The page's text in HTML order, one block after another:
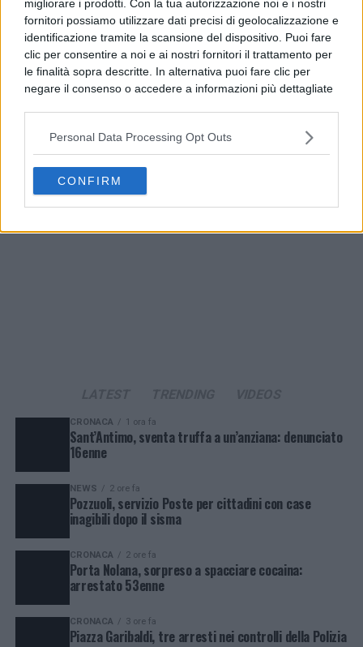
migliorare i prodotti. Con la tua autorizzazione noi e i nostri
fornitori possiamo utilizzare dati precisi di geolocalizzazione e
identificazione tramite la scansione del dispositivo. Puoi fare
clic per consentire a noi e ai nostri fornitori il trattamento per
le finalità sopra descritte. In alternativa puoi fare clic per
negare il consenso o accedere a informazioni più dettagliate
possono non richiedere il tuo consenso, ma hai il diritto di
opporti a tale trattamento. Le tue preferenze si
applicheranno solo a questo sito web. Puoi modificare le tue
preferenze in qualsiasi momento ritornando su questo sito o
consultando la nostrainformativa sulla riservatezza.
Personal Data Processing Opt Outs
CONFIRM
CRONACA 1 ora fa
Sant’Antimo, sventa truffa a un’anziana: denunciato
16enne
NEWS 2 ore fa
Pozzuoli, servizio Poste per cittadini con case
inagibili dopo il sisma
CRONACA 2 ore fa
Porta Nolana, sorpreso a spacciare cocaina:
arrestato 53enne
CRONACA 3 ore fa
Piazza Garibaldi, tre arresti nei controlli della Polizia